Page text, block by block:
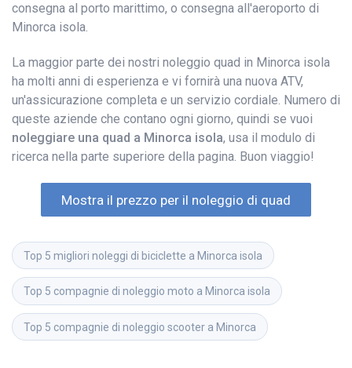
consegna al porto marittimo, o consegna all'aeroporto di
Minorca isola.
La maggior parte dei nostri noleggio quad in Minorca isola
ha molti anni di esperienza e vi fornirà una nuova ATV,
un'assicurazione completa e un servizio cordiale. Numero di
queste aziende che contano ogni giorno, quindi se vuoi
noleggiare una quad a Minorca isola, usa il modulo di
ricerca nella parte superiore della pagina. Buon viaggio!
Mostra il prezzo per il noleggio di quad
Top 5 migliori noleggi di biciclette a Minorca isola
Top 5 compagnie di noleggio moto a Minorca isola
Top 5 compagnie di noleggio scooter a Minorca